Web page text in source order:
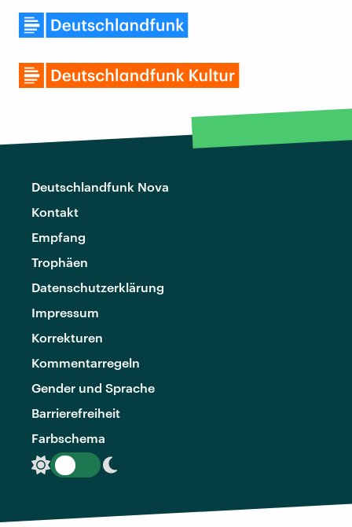
Deutschlandfunk Nova
Kontakt
Empfang
Trophäen
Datenschutzerklärung
Impressum
Korrekturen
Kommentarregeln
Gender und Sprache
Barrierefreiheit
Farbschema